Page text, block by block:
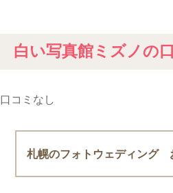
白い写真館ミズノの
口コミなし
札幌のフォトウェディング